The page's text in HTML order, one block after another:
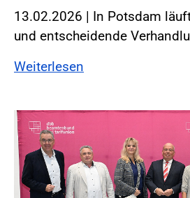
13.02.2026 | In Potsdam
und entscheidende
Weiterlesen